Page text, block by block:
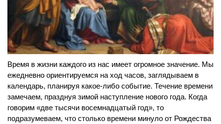
Время в жизни каждого из нас имеет огромное значение. Мы
ежедневно ориентируемся на ход часов, заглядываем в
календарь, планируя какое-либо событие. Течение времени
замечаем, празднуя зимой наступление нового года. Когда
говорим «две тысячи восемнадцатый год», то
подразумеваем, что столько времени минуло от Рождества